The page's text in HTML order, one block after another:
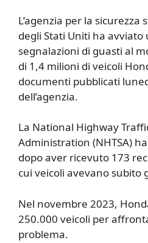
L’agenzia per la
degli Stati Uniti ha avviato
segnalazioni di guasti al
di 1,4 milioni di veicoli
documenti pubblicati
dell’agenzia.
La National Highway
Administration (NHTSA)
dopo aver ricevuto 173
cui veicoli avevano subito
Nel novembre 2023,
250.000 veicoli per
problema.